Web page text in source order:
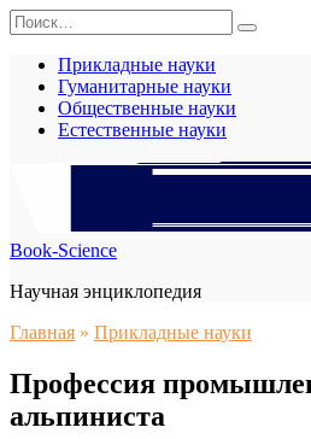
Перейти
к
содержанию
Search
for:
Прикладные науки
Гуманитарные науки
Общественные науки
Естественные науки
Book-Science
Научная энциклопедия
Главная » Прикладные науки
Профессия
альпиниста